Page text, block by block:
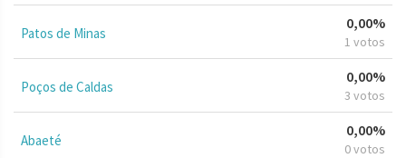
Patos de Minas
0,00%
1 votos
Poços de Caldas
0,00%
3 votos
Abaeté
0,00%
0 votos